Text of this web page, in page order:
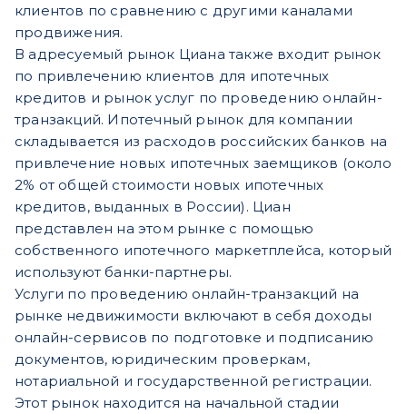
клиентов по сравнению с другими каналами
продвижения.
В адресуемый рынок Циана также входит рынок
по привлечению клиентов для ипотечных
кредитов и рынок услуг по проведению онлайн-
транзакций. Ипотечный рынок для компании
складывается из расходов российских банков на
привлечение новых ипотечных заемщиков (около
2% от общей стоимости новых ипотечных
кредитов, выданных в России). Циан
представлен на этом рынке с помощью
собственного ипотечного маркетплейса, который
используют банки-партнеры.
Услуги по проведению онлайн-транзакций на
рынке недвижимости включают в себя доходы
онлайн-сервисов по подготовке и подписанию
документов, юридическим проверкам,
нотариальной и государственной регистрации.
Этот рынок находится на начальной стадии